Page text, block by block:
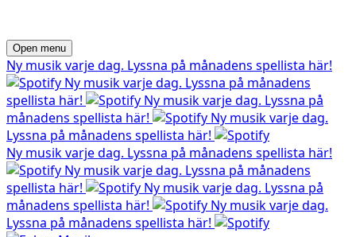
Open menu
Ny musik varje dag. Lyssna på månadens spellista här!
Ny musik varje dag. Lyssna på månadens
spellista här!
Ny musik varje dag. Lyssna på
månadens spellista här!
Ny musik varje dag.
Lyssna på månadens spellista här!
Ny musik varje dag. Lyssna på månadens spellista här!
Ny musik varje dag. Lyssna på månadens
spellista här!
Ny musik varje dag. Lyssna på
månadens spellista här!
Ny musik varje dag.
Lyssna på månadens spellista här!